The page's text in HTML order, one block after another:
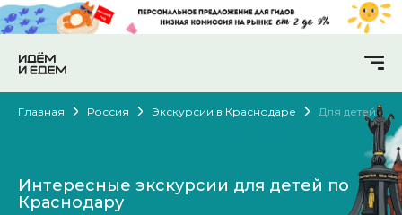
Главная Россия Экскурсии в Краснодаре Для детей
Интересные экскурсии для детей по
Краснодару